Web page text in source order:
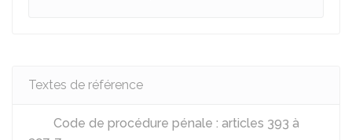
Textes de référence
Code de procédure pénale : articles 393 à